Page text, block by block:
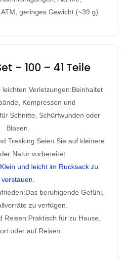
geringes Gewicht (~39 g).
– 100 – 41 Teile
Verletzungen:Beinhaltet
Kompressen und
Schnitte, Schürfwunden oder
Blasen.
Trekking:Seien Sie auf kleinere
Natur vorbereitet.
Klein und leicht im Rucksack zu
verstauen.
beruhigende Gefühl,
zu verfügen.
Reisen:Praktisch für zu Hause,
oder auf Reisen.